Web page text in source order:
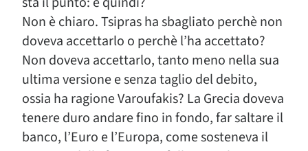
Non è chiaro. Tsipras ha sbagliato perchè non
doveva accettarlo o perchè l’ha accettato?
Non doveva accettarlo, tanto meno nella sua
ultima versione e senza taglio del debito,
ossia ha ragione Varoufakis? La Grecia doveva
tenere duro andare fino in fondo, far saltare il
banco, l’Euro e l’Europa, come sosteneva il